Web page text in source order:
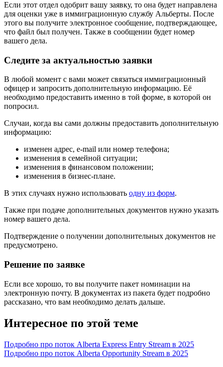
Если этот отдел одобрит вашу заявку, то она будет направлена
для оценки уже в иммиграционную службу Альберты. После
этого вы получите электронное сообщение, подтверждающее,
что файл был получен. Также в сообщении будет номер
вашего дела.
Следите за актуальностью заявки
В любой момент с вами может связаться иммиграционный
офицер и запросить дополнительную информацию. Её
необходимо предоставить именно в той форме, в которой он
попросил.
Случаи, когда вы сами должны предоставить дополнительную
информацию:
изменен адрес, e-mail или номер телефона;
изменения в семейной ситуации;
изменения в финансовом положении;
изменения в бизнес-плане.
В этих случаях нужно использовать одну из форм.
Также при подаче дополнительных документов нужно указать
номер вашего дела.
Подтверждение о получении дополнительных документов не
предусмотрено.
Решение по заявке
Если все хорошо, то вы получите пакет номинации на
электронную почту. В документах из пакета будет подробно
рассказано, что вам необходимо делать дальше.
Интересное по этой теме
Подробно про поток Alberta Express Entry Stream в 2025
Подробно про поток Alberta Opportunity Stream в 2025